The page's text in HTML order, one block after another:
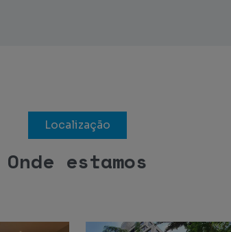
Localização
Onde estamos